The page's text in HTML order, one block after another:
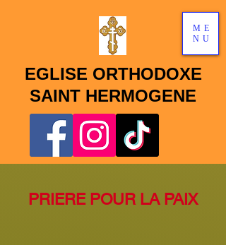
EGLISE ORTHODOXE
SAINT HERMOGENE
ME
NU
PRIERE POUR LA PAIX